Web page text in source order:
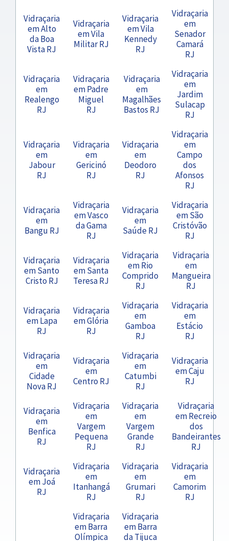
Vidraçaria
em Alto
da Boa
Vista RJ
Vidraçaria
em Vila
Militar RJ
Vidraçaria
em Vila
Kennedy
RJ
Vidraçaria
em
Senador
Camará
RJ
Vidraçaria
em
Realengo
RJ
Vidraçaria
em Padre
Miguel
RJ
Vidraçaria
em
Magalhães
Bastos RJ
Vidraçaria
em
Jardim
Sulacap
RJ
Vidraçaria
em
Jabour
RJ
Vidraçaria
em
Gericinó
RJ
Vidraçaria
em
Deodoro
RJ
Vidraçaria
em
Campo
dos
Afonsos
RJ
Vidraçaria
em
Bangu RJ
Vidraçaria
em Vasco
da Gama
RJ
Vidraçaria
em
Saúde RJ
Vidraçaria
em São
Cristóvão
RJ
Vidraçaria
em Santo
Cristo RJ
Vidraçaria
em Santa
Teresa RJ
Vidraçaria
em Rio
Comprido
RJ
Vidraçaria
em
Mangueira
RJ
Vidraçaria
em Lapa
RJ
Vidraçaria
em Glória
RJ
Vidraçaria
em
Gamboa
RJ
Vidraçaria
em
Estácio
RJ
Vidraçaria
em
Cidade
Nova RJ
Vidraçaria
em
Centro RJ
Vidraçaria
em
Catumbi
RJ
Vidraçaria
em Caju
RJ
Vidraçaria
em
Benfica
RJ
Vidraçaria
em
Vargem
Pequena
RJ
Vidraçaria
em
Vargem
Grande
RJ
Vidraçaria
em Recreio
dos
Bandeirantes
RJ
Vidraçaria
em Joá
RJ
Vidraçaria
em
Itanhangá
RJ
Vidraçaria
em
Grumari
RJ
Vidraçaria
em
Camorim
RJ
Vidraçaria
em Barra
Olímpica
Vidraçaria
em Barra
da Tijuca